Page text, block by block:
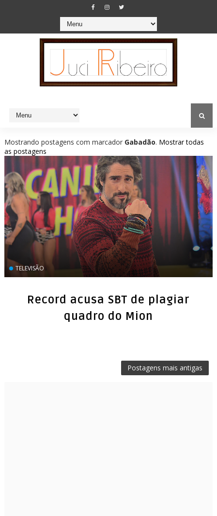
Mostrando postagens com marcador Gabadão. Mostrar todas
as postagens
TELEVISÃO
Record acusa SBT de plagiar
quadro do Mion
Postagens mais antigas